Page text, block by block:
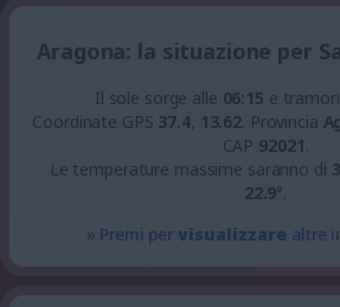
Aragona: la situazione per
Il sole sorge alle 06:15 e
Coordinate GPS 37.4, 13.62. Provincia
CAP 92021.
Le temperature massime saranno di
22.9°.
» Premi pervisualizzare altre